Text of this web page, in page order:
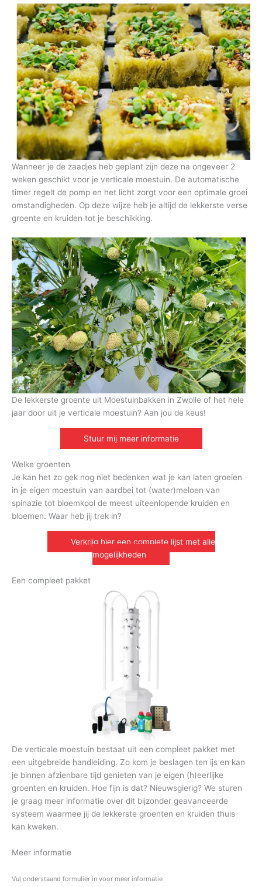
Wanneer je de zaadjes heb geplant zijn deze na ongeveer 2
weken geschikt voor je verticale moestuin. De automatische
timer regelt de pomp en het licht zorgt voor een optimale groei
omstandigheden. Op deze wijze heb je altijd de lekkerste verse
groente en kruiden tot je beschikking.
De lekkerste groente uit Moestuinbakken in Zwolle of het hele
jaar door uit je verticale moestuin? Aan jou de keus!
Stuur mij meer informatie
Welke groenten
Je kan het zo gek nog niet bedenken wat je kan laten groeien
in je eigen moestuin van aardbei tot (water)meloen van
spinazie tot bloemkool de meest uiteenlopende kruiden en
bloemen. Waar heb jij trek in?
Verkrijg hier een complete lijst met alle
mogelijkheden
Een compleet pakket
De verticale moestuin bestaat uit een compleet pakket met
een uitgebreide handleiding. Zo kom je beslagen ten ijs en kan
je binnen afzienbare tijd genieten van je eigen (h)eerlijke
groenten en kruiden. Hoe fijn is dat? Nieuwsgierig? We sturen
je graag meer informatie over dit bijzonder geavanceerde
systeem waarmee jij de lekkerste groenten en kruiden thuis
kan kweken.
Meer informatie
Vul onderstaand formulier in voor meer informatie